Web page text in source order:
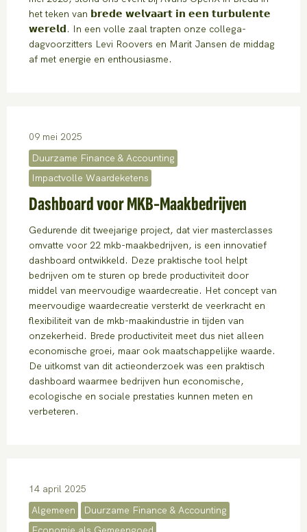
het teken van 𝗯𝗿𝗲𝗱𝗲 𝘄𝗲𝗹𝘃𝗮𝗮𝗿𝘁 𝗶𝗻 𝗲𝗲𝗻 𝘁𝘂𝗿𝗯𝘂𝗹𝗲𝗻𝘁𝗲
𝘄𝗲𝗿𝗲𝗹𝗱. In een volle zaal trapten onze collega-
dagvoorzitters Levi Roovers en Marit Jansen de middag
af met energie en enthousiasme.
09 mei 2025
Duurzame Finance & Accounting
Impactvolle Waardeketens
Dashboard voor MKB-Maakbedrijven
Gedurende dit tweejarige project, dat vier masterclasses
omvatte voor 22 mkb-maakbedrijven, is een innovatief
dashboard ontwikkeld. Deze praktische tool helpt
bedrijven om te sturen op brede productiviteit door
middel van meervoudige waardecreatie. Het concept van
meervoudige waardecreatie versterkt de veerkracht en
flexibiliteit van de mkb-maakindustrie in tijden van
onzekerheid. Brede productiviteit meet dus niet alleen
economische groei, maar ook maatschappelijke waarde.
De uitkomst van dit actieonderzoek was een praktisch
dashboard waarmee bedrijven hun economische,
ecologische en sociale prestaties kunnen meten en
verbeteren.
14 april 2025
Algemeen
Duurzame Finance & Accounting